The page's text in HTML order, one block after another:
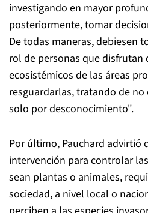
investigando en mayor
posteriormente, tomar
De todas maneras, debiesen
rol de personas que disfrutan
ecosistémicos de las áreas
resguardarlas, tratando de
solo por desconocimiento".
Por último, Pauchard advirtió
intervención para controlar
sean plantas o animales,
sociedad, a nivel local o